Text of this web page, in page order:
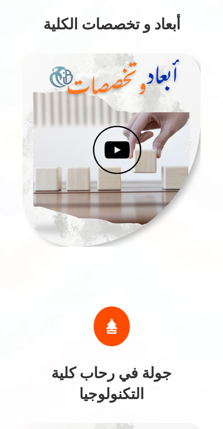
أبعاد و تخصصات الكلية

جولة في رحاب كلية
التكنولوجيا